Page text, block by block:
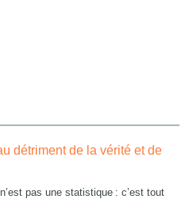
détriment de la vérité et de
pas une statistique : c’est tout